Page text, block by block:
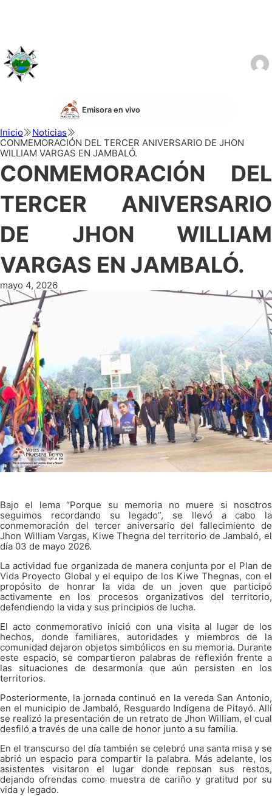
Emisora en vivo
Inicio
Noticias
CONMEMORACIÓN DEL TERCER ANIVERSARIO DE JHON
WILLIAM VARGAS EN JAMBALÓ.
CONMEMORACIÓN DEL
TERCER ANIVERSARIO
DE JHON WILLIAM
VARGAS EN JAMBALÓ.
mayo 4, 2026
Bajo el lema “Porque su memoria no muere si nosotros
seguimos recordando su legado”, se llevó a cabo la
conmemoración del tercer aniversario del fallecimiento de
Jhon William Vargas, Kiwe Thegna del territorio de Jambaló, el
día 03 de mayo 2026.
La actividad fue organizada de manera conjunta por el Plan de
Vida Proyecto Global y el equipo de los Kiwe Thegnas, con el
propósito de honrar la vida de un joven que participó
activamente en los procesos organizativos del territorio,
defendiendo la vida y sus principios de lucha.
El acto conmemorativo inició con una visita al lugar de los
hechos, donde familiares, autoridades y miembros de la
comunidad dejaron objetos simbólicos en su memoria. Durante
este espacio, se compartieron palabras de reflexión frente a
las situaciones de desarmonía que aún persisten en los
territorios.
Posteriormente, la jornada continuó en la vereda San Antonio,
en el municipio de Jambaló, Resguardo Indígena de Pitayó. Allí
se realizó la presentación de un retrato de Jhon William, el cual
desfiló a través de una calle de honor junto a su familia.
En el transcurso del día también se celebró una santa misa y se
abrió un espacio para compartir la palabra. Más adelante, los
asistentes visitaron el lugar donde reposan sus restos,
dejando ofrendas como muestra de cariño y gratitud por su
vida y legado.